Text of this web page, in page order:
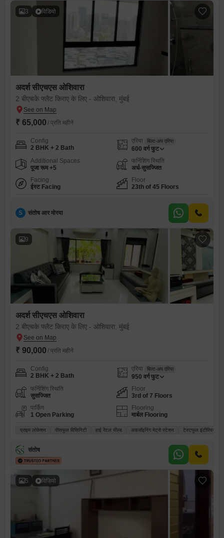
3 विडियो
अदर्श सीएचएस ओशिवारा
2 बीएचके फ्लैट किराए के लिए - ओशिवारा, मुंबई
₹ 65,000 / प्रति महीने
Config
2 BHK + 2 Bath
एरिया बिल्ट-अप एरिया
600 वर्ग फुट
Additional Spaces
पूजा रूम +5
फर्निशिंग स्थिति
अर्ध-सुसज्जित
Facing
ईस्ट Facing
Floor
23th of 45 Floors
S संतोष आर मोरया
9
अदर्श सीएचएस ओशिवारा
2 बीएचके फ्लैट किराए के लिए - ओशिवारा, मुंबई
₹ 90,000 / प्रति महीने
Config
2 BHK + 2 Bath
एरिया बिल्ट-अप एरिया
950 वर्ग फुट
फर्निशिंग स्थिति
सुसज्जित
Floor
3rd of 7 Floors
पार्किंग
1 Open Parking
Flooring
मार्बल Flooring
प्राइम लोकेशन पीसफुल विसिनिटी हाई रेंटल यील्ड अडजॉइनिंग मेट्रो स्टेशन टेस्टफुल इंटीरियर्स
संतोष
5 विडियो